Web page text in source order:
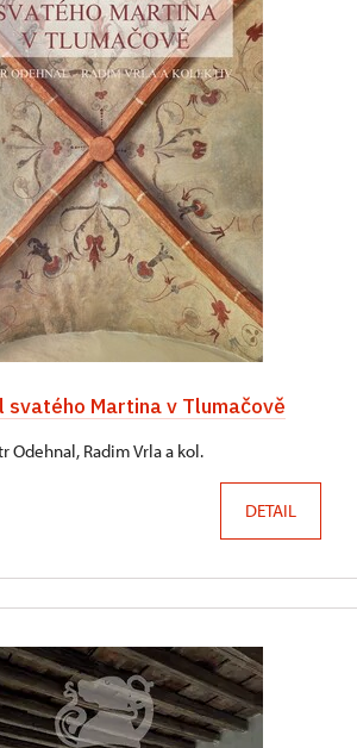
svatého Martina v Tlumačově
Odehnal, Radim Vrla a kol.
DETAIL